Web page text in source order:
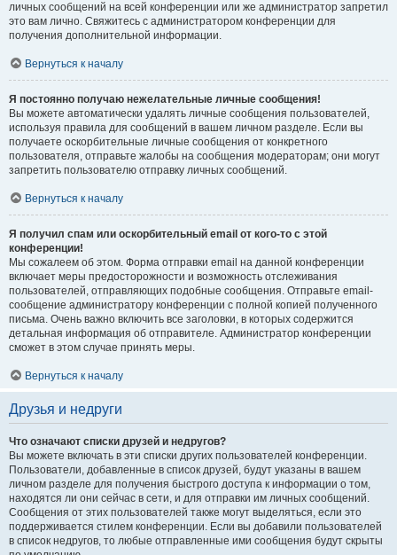
личных сообщений на всей конференции или же администратор запретил
это вам лично. Свяжитесь с администратором конференции для
получения дополнительной информации.
Вернуться к началу
Я постоянно получаю нежелательные личные сообщения!
Вы можете автоматически удалять личные сообщения пользователей,
используя правила для сообщений в вашем личном разделе. Если вы
получаете оскорбительные личные сообщения от конкретного
пользователя, отправьте жалобы на сообщения модераторам; они могут
запретить пользователю отправку личных сообщений.
Вернуться к началу
Я получил спам или оскорбительный email от кого-то с этой
конференции!
Мы сожалеем об этом. Форма отправки email на данной конференции
включает меры предосторожности и возможность отслеживания
пользователей, отправляющих подобные сообщения. Отправьте email-
сообщение администратору конференции с полной копией полученного
письма. Очень важно включить все заголовки, в которых содержится
детальная информация об отправителе. Администратор конференции
сможет в этом случае принять меры.
Вернуться к началу
Друзья и недруги
Что означают списки друзей и недругов?
Вы можете включать в эти списки других пользователей конференции.
Пользователи, добавленные в список друзей, будут указаны в вашем
личном разделе для получения быстрого доступа к информации о том,
находятся ли они сейчас в сети, и для отправки им личных сообщений.
Сообщения от этих пользователей также могут выделяться, если это
поддерживается стилем конференции. Если вы добавили пользователей
в список недругов, то любые отправленные ими сообщения будут скрыты